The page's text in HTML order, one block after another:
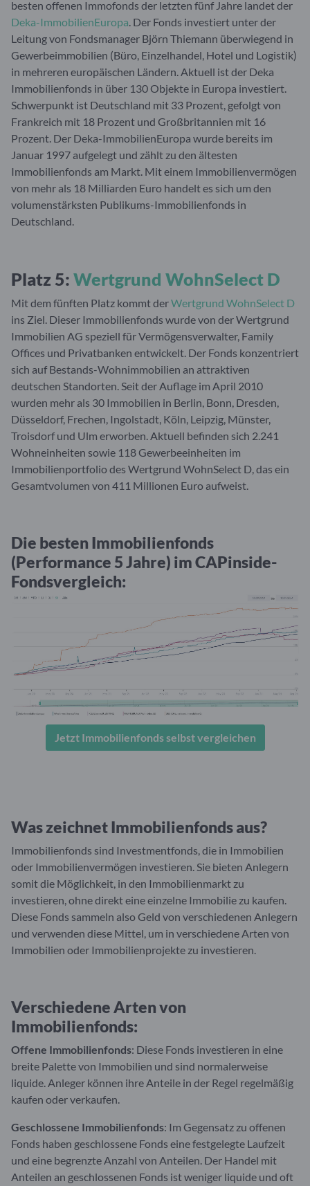
besten offenen Immofonds der letzten fünf Jahre landet der
Deka-ImmobilienEuropa. Der Fonds investiert unter der
Leitung von Fondsmanager Björn Thiemann überwiegend in
Gewerbeimmobilien (Büro, Einzelhandel, Hotel und Logistik)
in mehreren europäischen Ländern. Aktuell ist der Deka
Immobilienfonds in über 130 Objekte in Europa investiert.
Schwerpunkt ist Deutschland mit 33 Prozent, gefolgt von
Frankreich mit 18 Prozent und Großbritannien mit 16
Prozent. Der Deka-ImmobilienEuropa wurde bereits im
Januar 1997 aufgelegt und zählt zu den ältesten
Immobilienfonds am Markt. Mit einem Immobilienvermögen
von mehr als 18 Milliarden Euro handelt es sich um den
volumenstärksten Publikums-Immobilienfonds in
Deutschland.
Platz 5: Wertgrund WohnSelect D
Mit dem fünften Platz kommt derWertgrund WohnSelect D
ins Ziel. Dieser Immobilienfonds wurde von der Wertgrund
Immobilien AG speziell für Vermögensverwalter, Family
Offices und Privatbanken entwickelt. Der Fonds konzentriert
sich auf Bestands-Wohnimmobilien an attraktiven
deutschen Standorten. Seit der Auflage im April 2010
wurden mehr als 30 Immobilien in Berlin, Bonn, Dresden,
Düsseldorf, Frechen, Ingolstadt, Köln, Leipzig, Münster,
Troisdorf und Ulm erworben. Aktuell befinden sich 2.241
Wohneinheiten sowie 118 Gewerbeeinheiten im
Immobilienportfolio des Wertgrund WohnSelect D, das ein
Gesamtvolumen von 411 Millionen Euro aufweist.
Die besten Immobilienfonds
(Performance 5 Jahre) im CAPinside-
Fondsvergleich:
Jetzt Immobilienfonds selbst vergleichen
Was zeichnet Immobilienfonds aus?
Immobilienfonds sind Investmentfonds, die in Immobilien
oder Immobilienvermögen investieren. Sie bieten Anlegern
somit die Möglichkeit, in den Immobilienmarkt zu
investieren, ohne direkt eine einzelne Immobilie zu kaufen.
Diese Fonds sammeln also Geld von verschiedenen Anlegern
und verwenden diese Mittel, um in verschiedene Arten von
Immobilien oder Immobilienprojekte zu investieren.
Verschiedene Arten von
Immobilienfonds:
Offene Immobilienfonds: Diese Fonds investieren in eine
breite Palette von Immobilien und sind normalerweise
liquide. Anleger können ihre Anteile in der Regel regelmäßig
kaufen oder verkaufen.
Geschlossene Immobilienfonds: Im Gegensatz zu offenen
Fonds haben geschlossene Fonds eine festgelegte Laufzeit
und eine begrenzte Anzahl von Anteilen. Der Handel mit
Anteilen an geschlossenen Fonds ist weniger liquide und oft